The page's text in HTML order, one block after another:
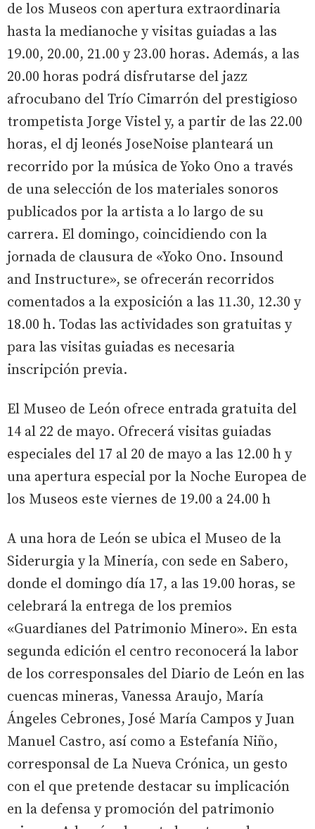
de los Museos con apertura extraordinaria
hasta la medianoche y visitas guiadas a las
19.00, 20.00, 21.00 y 23.00 horas. Además, a las
20.00 horas podrá disfrutarse del jazz
afrocubano del Trío Cimarrón del prestigioso
trompetista Jorge Vistel y, a partir de las 22.00
horas, el dj leonés JoseNoise planteará un
recorrido por la música de Yoko Ono a través
de una selección de los materiales sonoros
publicados por la artista a lo largo de su
carrera. El domingo, coincidiendo con la
jornada de clausura de «Yoko Ono. Insound
and Instructure», se ofrecerán recorridos
comentados a la exposición a las 11.30, 12.30 y
18.00 h. Todas las actividades son gratuitas y
para las visitas guiadas es necesaria
inscripción previa.
El Museo de León ofrece entrada gratuita del
14 al 22 de mayo. Ofrecerá visitas guiadas
especiales del 17 al 20 de mayo a las 12.00 h y
una apertura especial por la Noche Europea de
los Museos este viernes de 19.00 a 24.00 h
A una hora de León se ubica el Museo de la
Siderurgia y la Minería, con sede en Sabero,
donde el domingo día 17, a las 19.00 horas, se
celebrará la entrega de los premios
«Guardianes del Patrimonio Minero». En esta
segunda edición el centro reconocerá la labor
de los corresponsales del Diario de León en las
cuencas mineras, Vanessa Araujo, María
Ángeles Cebrones, José María Campos y Juan
Manuel Castro, así como a Estefanía Niño,
corresponsal de La Nueva Crónica, un gesto
con el que pretende destacar su implicación
en la defensa y promoción del patrimonio